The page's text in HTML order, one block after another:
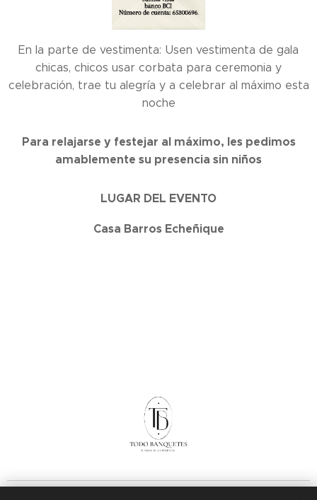
En la parte de vestimenta: Usen vestimenta de gala
chicas, chicos usar corbata para ceremonia y
celebración, trae tu alegría y a celebrar al máximo esta
noche
Para relajarse y festejar al máximo, les pedimos
amablemente su presencia sin niños
LUGAR DEL EVENTO
Casa Barros Echeñique